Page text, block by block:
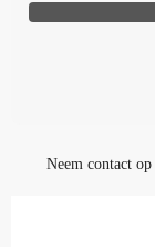
Neem contact op